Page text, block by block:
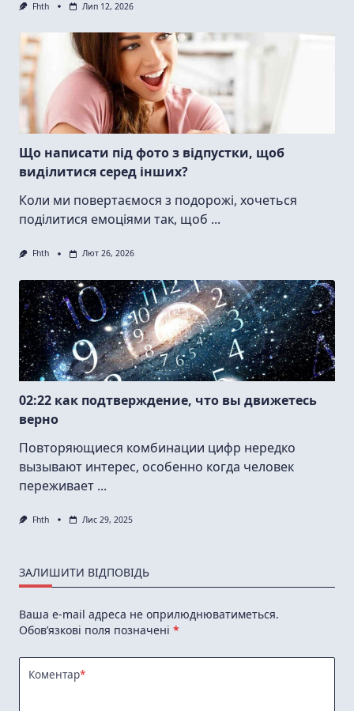
Fhth Лип 12, 2026
Що написати під фото з відпустки, щоб
виділитися серед інших?
Коли ми повертаємося з подорожі, хочеться
поділитися емоціями так, щоб ...
Fhth Лют 26, 2026
02:22 как подтверждение, что вы движетесь
верно
Повторяющиеся комбинации цифр нередко
вызывают интерес, особенно когда человек
переживает ...
Fhth Лис 29, 2025
ЗАЛИШИТИ ВІДПОВІДЬ
Ваша e-mail адреса не оприлюднюватиметься.
Обов’язкові поля позначені *
Коментар*